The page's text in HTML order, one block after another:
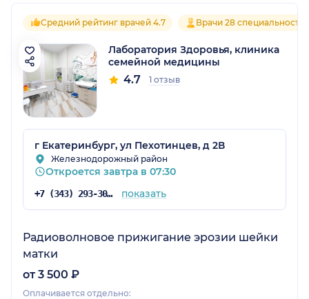
Средний рейтинг врачей 4.7 Врачи 28
Лаборатория Здоровья, клиника
семейной медицины
4.7 1 отзыв
г Екатеринбург, ул Пехотинцев, д 2В
Железнодорожный район
Откроется завтра в 07:30
+7 (343) 293-30-51 показать
Радиоволновое прижигание эрозии шейки
матки
от 3 500 ₽
Оплачивается отдельно: